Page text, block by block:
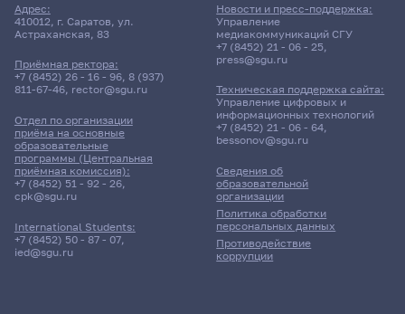
Адрес:
410012, г. Саратов, ул.
Астраханская, 83
Приёмная ректора:
+7 (8452) 26 - 16 - 96, 8 (937)
811-67-46, rector@sgu.ru
Отдел по организации
приёма на основные
образовательные
программы (Центральная
приёмная комиссия):
+7 (8452) 51 - 92 - 26,
cpk@sgu.ru
International Students:
+7 (8452) 50 - 87 - 07,
ied@sgu.ru
Сведения об
образовательной
организации
Политика обработки
персональных данных
Противодействие
коррупции
Новости и пресс-поддержка:
Управление
медиакоммуникаций СГУ
+7 (8452) 21 - 06 - 25,
press@sgu.ru
Техническая поддержка сайта:
Управление цифровых и
информационных технологий
+7 (8452) 21 - 06 - 64,
bessonov@sgu.ru